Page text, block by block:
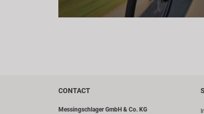
CONTACT
Messingschlager GmbH & Co. KG